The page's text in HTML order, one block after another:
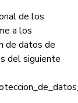
de los
a los
de datos de
del siguiente